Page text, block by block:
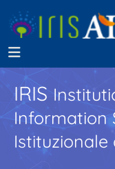
IRIS
Information
Istituzionale